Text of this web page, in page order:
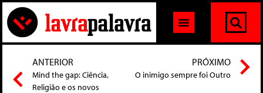
ANTERIOR
Mind the gap: Ciência,
Religião e os novos
PRÓXIMO
O inimigo sempre foi Outro